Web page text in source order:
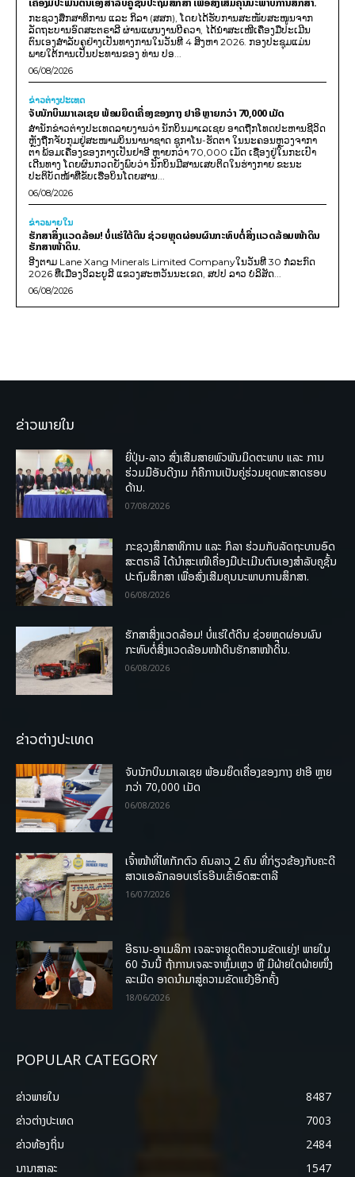
ກະຊວງສຶກສາທິການ ແລະ ກິລາ (ສສກ), ໂດຍໄດ້ຮັບການສະໜັບສະໜູນຈາກ
ລັດຖະບານອົດສະຕຣາລີ ຜ່ານແຜນງານບີຄວາ, ໄດ້ນຳສະເໜີເຄື່ອງມືປະເມີນ
ຕົນເອງສຳລັບຄູຢ່າງເປັນທາງການໃນວັນທີ 4 ສິງຫາ 2026. ກອງປະຊຸມແມ່ນ
ພາຍໃຕ້ການເປັນປະທານຂອງ ທ່ານ ປອ...
06/08/2026
ຂ່າວຕ່າງປະເທດ
ຈັບນັກບິນມາເລເຊຍ ພ້ອມຍຶດເຄື່ອງຂອງກາງ ຢາອີ ຫຼາຍກວ່າ 70,000 ເມັດ
ສຳນັກຂ່າວຕ່າງປະເທດລາຍງານວ່າ ນັກບິນມາເລເຊຍ ອາດຖືກໂທດປະຫານຊີວິດ
ຫຼັງຖືກຈັບກຸມຢູ່ສະໜາມບິນນານາຊາດ ຊູກາໂນ-ຮັດຕາ ໃນນະຄອນຫຼວງຈາກາ
ຕາ ພ້ອມເຄື່ອງຂອງກາງເປັນຢາອີ ຫຼາຍກວ່າ 70,000 ເມັດ ເຊື່ອງຢູ່ໃນກະເປົາ
ເດີນທາງ ໂດຍຜົນກວດຍັງພົບວ່າ ນັກບິນມີສານເສບຕິດໃນຮ່າງກາຍ ຂະນະ
ປະຕິບັດໜ້າທີ່ຂັບເຮືອບິນໂດຍສານ...
06/08/2026
ຂ່າວພາຍ​ໃນ
ຮັກສາສິ່ງແວດລ້ອມ! ບໍ່ແຮ່ໃຕ້ດິນ ຊ່ວຍຫຼຸດຜ່ອນຜົນກະທົບຕໍ່ສິ່ງແວດລ້ອມໜ້າດິນ
ຮັກສາໜ້າດິນ.
ອີງຕາມ Lane Xang Minerals Limited Companyໃນວັນທີ 30 ກໍລະກົດ
2026 ທີ່ເມືອງວິລະບູລີ ແຂວງສະຫວັນນະເຂດ, ສປປ ລາວ ບໍລິສັດ...
06/08/2026
ຂ່າວພາຍໃນ
ຍີ່ປຸ່ນ-ລາວ ສົ່ງເສີມສາຍພົວພັນມິດຕະພາບ ແລະ ການ
ຮ່ວມມືອັນດີງາມ ກໍຄືການເປັນຄູ່ຮ່ວມຍຸດທະສາດຮອບ
ດ້ານ.
07/08/2026
ກະຊວງສຶກສາທິການ ແລະ ກິລາ ຮ່ວມກັບລັດຖະບານອົດ
ສະຕຣາລີ ໄດ້ນຳສະເໜີເຄື່ອງມືປະເມີນຕົນເອງສຳລັບຄູຊັ້ນ
ປະຖົມສຶກສາ ເພື່ອສົ່ງເສີມຄຸນນະພາບການສຶກສາ.
06/08/2026
ຮັກສາສິ່ງແວດລ້ອມ! ບໍ່ແຮ່ໃຕ້ດິນ ຊ່ວຍຫຼຸດຜ່ອນຜົນ
ກະທົບຕໍ່ສິ່ງແວດລ້ອມໜ້າດິນຮັກສາໜ້າດິນ.
06/08/2026
ຂ່າວຕ່າງປະເທດ
ຈັບນັກບິນມາເລເຊຍ ພ້ອມຍຶດເຄື່ອງຂອງກາງ ຢາອີ ຫຼາຍ
ກວ່າ 70,000 ເມັດ
06/08/2026
ເຈົ້າໜ້າທີ່ໄທກັກຕົວ ຄົນລາວ 2 ຄົນ ທີ່ກ່ຽວຂ້ອງກັບຄະດີ
ສາວແອລັກລອບເຮໂຣອີນເຂົ້າອົດສະຕາລີ
16/07/2026
ອີຣານ-ອາເມລິກາ ເຈລະຈາຍຸດຕິຄວາມຂັດແຍ່ງ! ພາຍໃນ
60 ວັນນີ້ ຖ້າການເຈລະຈາຫຼົ້ມເຫຼວ ຫຼື ມີຝ່າຍໃດຝ່າຍໜຶ່ງ
ລະເມີດ ອາດນໍາມາສູ່ຄວາມຂັດແຍ້ງອີກຄັ້ງ
18/06/2026
POPULAR CATEGORY
ຂ່າວພາຍ​ໃນ
8487
ຂ່າວຕ່າງປະເທດ
7003
ຂ່າວທ້ອງຖິ່ນ
2484
ນານາສາລະ
1547